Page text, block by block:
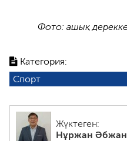
Категория:
Спорт
Жүктеген:
Нұржан
Фото: ашық